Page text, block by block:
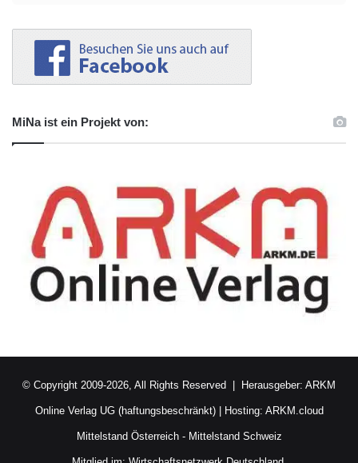
MiNa ist ein Projekt von:
© Copyright 2009-2026, All Rights Reserved | Herausgeber: ARKM
Online Verlag UG (haftungsbeschränkt)| Hosting: ARKM.cloud
Mittelstand Österreich- Mittelstand Schweiz